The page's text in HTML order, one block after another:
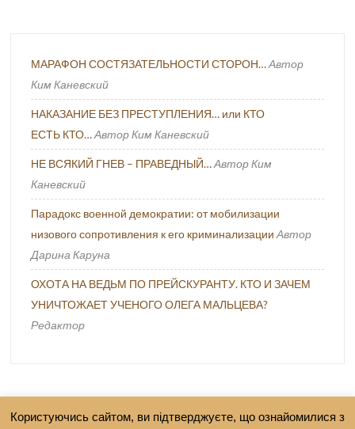
МАРАФОН СОСТЯЗАТЕЛЬНОСТИ СТОРОН… Автор
Ким Каневский
НАКАЗАНИЕ БЕЗ ПРЕСТУПЛЕНИЯ… или КТО
ЕСТЬ КТО… Автор Ким Каневский
НЕ ВСЯКИЙ ГНЕВ – ПРАВЕДНЫЙ… Автор Ким
Каневский
Парадокс военной демократии: от мобилизации
низового сопротивления к его криминализации Автор
Дарина Каруна
ОХОТА НА ВЕДЬМ ПО ПРЕЙСКУРАНТУ. КТО И ЗАЧЕМ
УНИЧТОЖАЕТ УЧЕНОГО ОЛЕГА МАЛЬЦЕВА?
Редактор
Користуючись сайтом, ви підтверджуєте, що ознайомилися з